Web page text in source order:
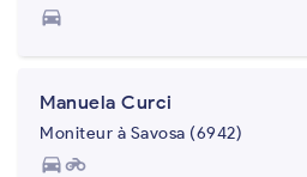
directions_car
Manuela Curci
Moniteur à Savosa (6942)
directions_carmotorcycle